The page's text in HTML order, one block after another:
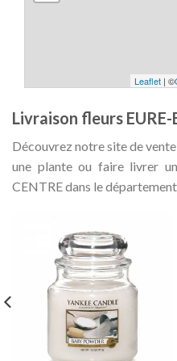
Leaflet | ©
Livraison fleurs EURE-
Découvrez notre site de
une plante ou faire livrer
CENTRE dans le